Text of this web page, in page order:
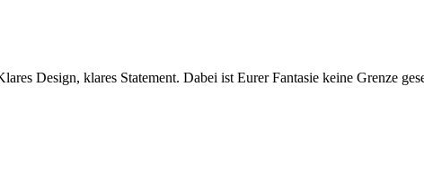
Design, klares Statement. Dabei ist Eurer Fantasie keine Grenze